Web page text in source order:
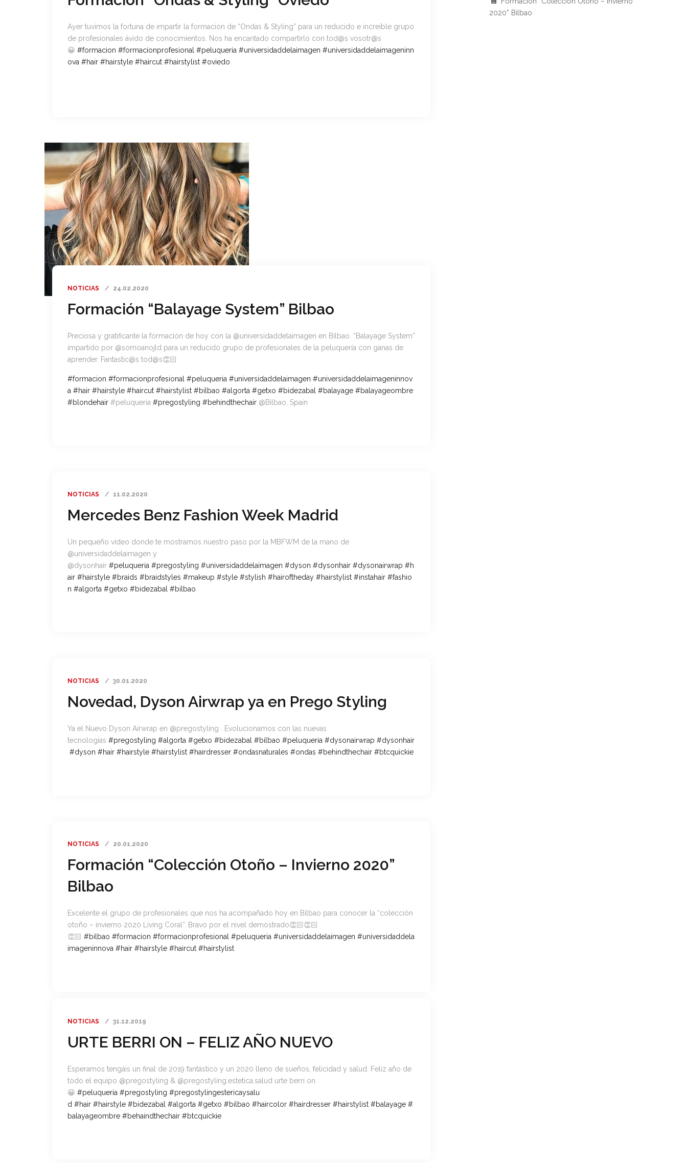
Ayer tuvimos la fortuna de impartir la formación de “Ondas & Styling” para un reducido e increíble grupo
de profesionales ávido de conocimientos. Nos ha encantado compartirlo con tod@s vosotr@s
😀 #formacion #formacionprofesional #peluqueria #universidaddelaimagen #universidaddelaimageninn
ova #hair #hairstyle #haircut #hairstylist #oviedo
NOTICIAS 24.02.2020
Formación “Balayage System” Bilbao
Preciosa y gratificante la formación de hoy con la @universidaddelaimagen en Bilbao. “Balayage System”
impartido por @somoanojld para un reducido grupo de profesionales de la peluquería con ganas de
aprender. Fantastic@s tod@s👏🏻
#formacion #formacionprofesional #peluqueria #universidaddelaimagen #universidaddelaimageninnov
a #hair #hairstyle #haircut #hairstylist #bilbao #algorta #getxo #bidezabal #balayage #balayageombre
#blondehair #peluqueria #pregostyling #behindthechair @Bilbao, Spain
NOTICIAS 11.02.2020
Mercedes Benz Fashion Week Madrid
Un pequeño vídeo donde te mostramos nuestro paso por la MBFWM de la mano de
@universidaddelaimagen y
@dysonhair #peluqueria #pregostyling #universidaddelaimagen #dyson #dysonhair #dysonairwrap #h
air #hairstyle #braids #braidstyles #makeup #style #stylish #hairoftheday #hairstylist #instahair #fashio
n #algorta #getxo #bidezabal #bilbao
NOTICIAS 30.01.2020
Novedad, Dyson Airwrap ya en Prego Styling
Ya el Nuevo Dyson Airwrap en @pregostyling . Evolucionamos con las nuevas
tecnologías #pregostyling #algorta #getxo #bidezabal #bilbao #peluqueria #dysonairwrap #dysonhair
#dyson #hair #hairstyle #hairstylist #hairdresser #ondasnaturales #ondas #behindthechair #btcquickie
NOTICIAS 20.01.2020
Formación “Colección Otoño – Invierno 2020”
Bilbao
Excelente el grupo de profesionales que nos ha acompañado hoy en Bilbao para conocer la “colección
otoño – invierno 2020 Living Coral”. Bravo por el nivel demostrado👏🏻👏🏻
👏🏻 #bilbao #formacion #formacionprofesional #peluqueria #universidaddelaimagen #universidaddela
imageninnova #hair #hairstyle #haircut #hairstylist
NOTICIAS 31.12.2019
URTE BERRI ON – FELIZ AÑO NUEVO
Esperamos tengáis un final de 2019 fantástico y un 2020 lleno de sueños, felicidad y salud. Feliz año de
todo el equipo @pregostyling & @pregostyling.estetica.sal ud urte berri on
😀 #peluqueria #pregostyling #pregostylingestericaysalu
d #hair #hairstyle #bidezabal #algorta #getxo #bilbao #haircolor #hairdresser #hairstylist #balayage #
balayageombre #behaindthechair #btcquickie
2020” Bilbao